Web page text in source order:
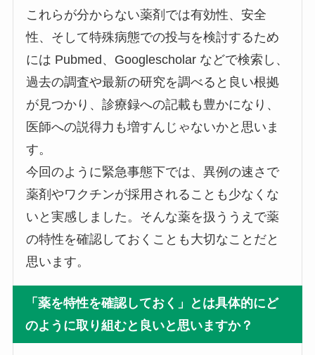
これらが分からない薬剤では有効性、安全
性、そして特殊病態での投与を検討するため
には Pubmed、Googlescholar などで検索し、
過去の調査や最新の研究を調べると良い根拠
が見つかり、診療録への記載も豊かになり、
医師への説得力も増すんじゃないかと思いま
す。
今回のように緊急事態下では、異例の速さで
薬剤やワクチンが採用されることも少なくな
いと実感しました。そんな薬を扱ううえで薬
の特性を確認しておくことも大切なことだと
思います。
「薬を特性を確認しておく」とは具体的にど
のように取り組むと良いと思いますか？